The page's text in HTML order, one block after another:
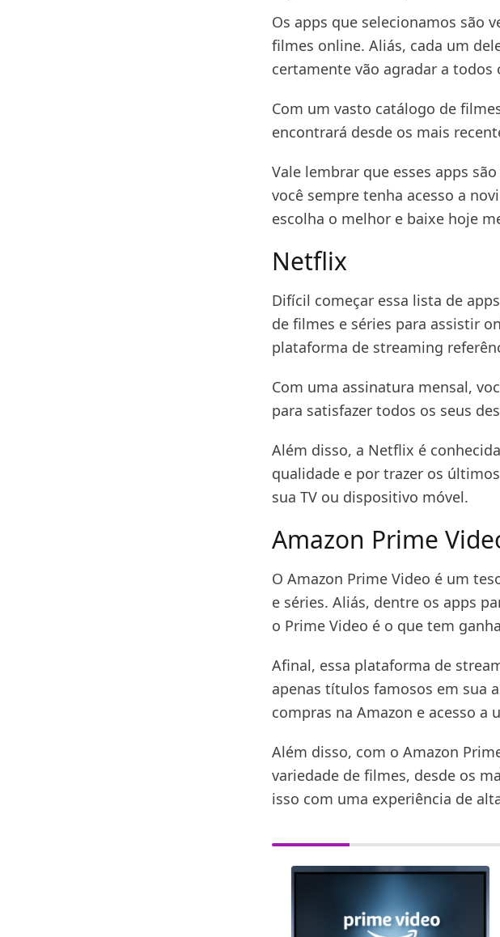
Os apps que selecionamos são
filmes online. Aliás, cada um
certamente vão agradar a todos
Com um vasto catálogo de
encontrará desde os mais
Vale lembrar que esses apps
você sempre tenha acesso a
escolha o melhor e baixe hoje
Netflix
Difícil começar essa lista de
de filmes e séries para assistir
plataforma de streaming
Com uma assinatura mensal,
para satisfazer todos os seus
Além disso, a Netflix é
qualidade e por trazer os
sua TV ou dispositivo móvel.
Amazon Prime
O Amazon Prime Video é um
e séries. Aliás, dentre os apps
o Prime Video é o que tem
Afinal, essa plataforma de
apenas títulos famosos em sua
compras na Amazon e acesso a
Além disso, com o Amazon
variedade de filmes, desde os
isso com uma experiência de